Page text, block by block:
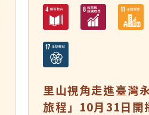
里山視角走進臺灣
旅程」10月31日開